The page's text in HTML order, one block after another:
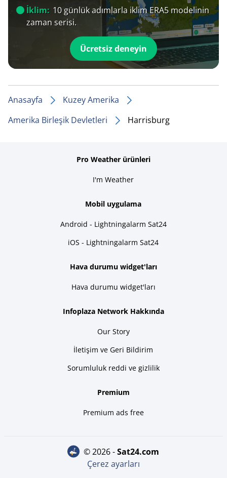
İklim: 10 günlük adımlarla iklim ERA5 modelinin
zaman serisi.
Ücretsiz deneyin
Anasayfa
Kuzey Amerika
Amerika Birleşik Devletleri
Harrisburg
Pro Weather ürünleri
I'm Weather
Mobil uygulama
Android - Lightningalarm Sat24
iOS - Lightningalarm Sat24
Hava durumu widget'ları
Hava durumu widget'ları
Infoplaza Network Hakkında
Our Story
İletişim ve Geri Bildirim
Sorumluluk reddi ve gizlilik
Premium
Premium ads free
© 2026 - sat24.com
Çerez ayarları